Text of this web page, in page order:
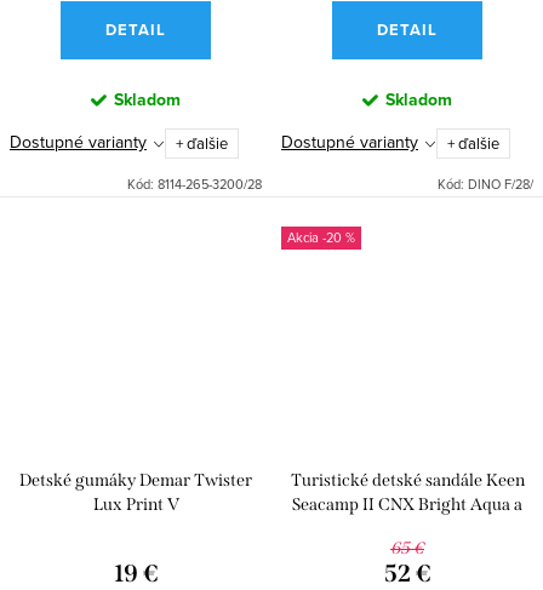
DETAIL
Skladom
Dostupné varianty
+ ďalšie
Kód: 8114-265-3200/28
DETAIL
Skladom
Dostupné varianty
+ ďalšie
Kód: DINO F/28/
Detské gumáky Demar Twister
Lux Print V
19 €
-20 %
Turistické detské sandále Keen
Seacamp II CNX Bright Aqua a
65 €
52 €